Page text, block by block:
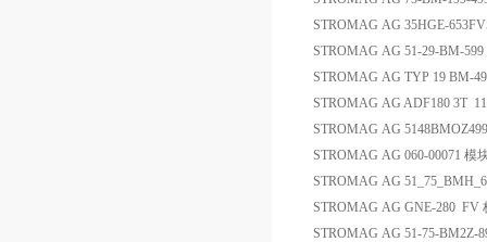
STROMAG AG 35HGE-
STROMAG AG 51-29-BM-
STROMAG AG TYP 19 BM-
STROMAG AG ADF180 3T
STROMAG AG
STROMAG AG 060-00071 模
STROMAG AG
STROMAG AG GNE-280 FV
STROMAG AG 51-75-BM2Z-